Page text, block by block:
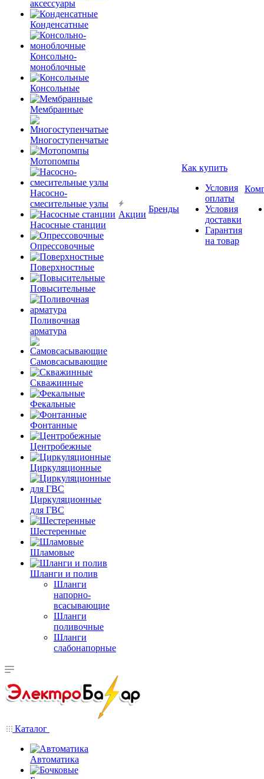
аксессуары
Конденсатные
Консольно-
моноблочные
Консольные
Мембранные
Многоступенчатые
Мотопомпы
Насосно-
смесительные узлы
Насосные станции
Опрессовочные
Поверхностные
Повысительные
Поливочная
арматура
Самовсасывающие
Скважинные
Фекальные
Фонтанные
Центробежные
Циркуляционные
Циркуляционные
для ГВС
Шестеренные
Шламовые
Шланги и полив
Шланги
напорно-
всасывающие
Шланги
поливочные
Шланги
слабонапорные
Акции
Бренды
Как купить
Условия
оплаты
Условия
доставки
Гарантия
на товар
Каталог
Автоматика